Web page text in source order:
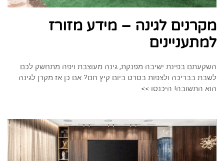
מקרנים לגינה – מידע מזורז
למתעניינים
השקעתם בפינת ישיבה מפנקת, גינה מעוצבת ויפה מתחשק לכם
לשבת בבריכה ולצפות בסרט ביום קיץ חם? אם כן אז מקרן לגינה
הוא התשובה! היכנסו >>